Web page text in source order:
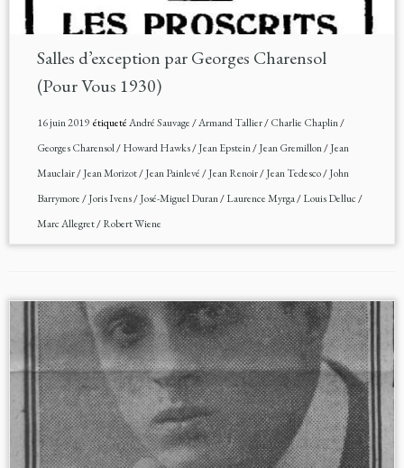
Salles d’exception par Georges Charensol
(Pour Vous 1930)
16 juin 2019étiquetéAndré Sauvage/Armand Tallier/Charlie Chaplin/
Georges Charensol/Howard Hawks/Jean Epstein/Jean Gremillon/Jean
Mauclair/Jean Morizot/Jean Painlevé/Jean Renoir/Jean Tedesco/John
Barrymore/Joris Ivens/José-Miguel Duran/Laurence Myrga/Louis Delluc/
Marc Allegret/Robert Wiene